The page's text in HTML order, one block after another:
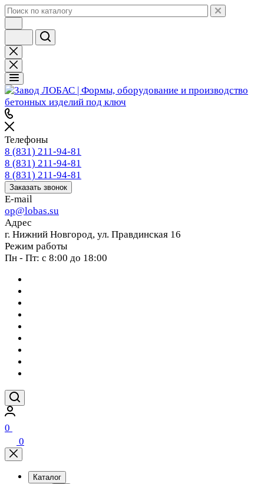
Телефоны
8 (831) 211-94-81
8 (831) 211-94-81
8 (831) 211-94-81
Заказать звонок
E-mail
op@lobas.su
Адрес
г. Нижний Новгород, ул. Правдинская 16
Режим работы
Пн - Пт: с 8:00 до 18:00
0
0
Каталог